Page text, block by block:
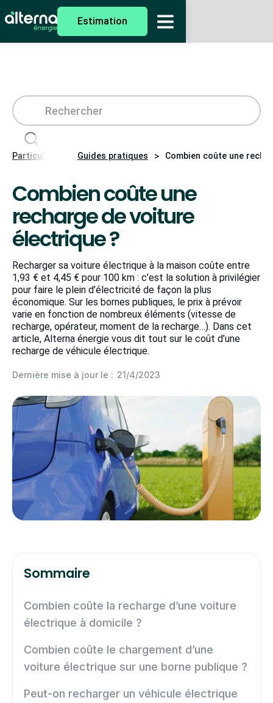
Estimation
Particuliers Guides pratiques > Combien coûte une
Combien coûte une
recharge de voiture
électrique ?
Recharger sa voiture électrique à la maison coûte entre
1,93 € et 4,45 € pour 100 km : c’est la solution à privilégier
pour faire le plein d’électricité de façon la plus
économique. Sur les bornes publiques, le prix à prévoir
varie en fonction de nombreux éléments (vitesse de
recharge, opérateur, moment de la recharge…). Dans cet
article, Alterna énergie vous dit tout sur le coût d’une
recharge de véhicule électrique.
Dernière mise à jour le : 21/4/2023
Sommaire
Combien coûte la recharge d’une voiture
électrique à domicile ?
Combien coûte le chargement d’une
voiture électrique sur une borne publique ?
Peut-on recharger un véhicule électrique